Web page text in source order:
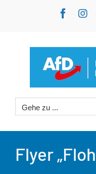
Gehe zu ...
Flyer